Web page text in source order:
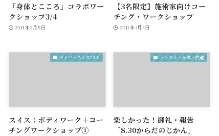
「身体とこころ」コラボワー
クショップ3/4
2011年2月5日
【3名限定】施術家向けコー
チング・ワークショップ
2011年1月4日
ドイツ・スイス2010
スイス：ボディワーク＋コー
チングワークショップ①
メンタル・身体・武道
楽しかった！御礼・報告
「8.30からだのじかん」